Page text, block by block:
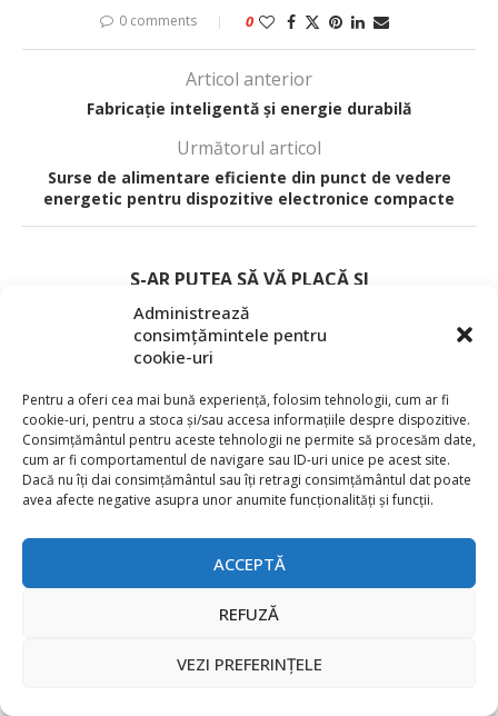
Administrează
consimțămintele pentru
cookie-uri
Pentru a oferi cea mai bună experiență, folosim tehnologii, cum ar fi
cookie-uri, pentru a stoca și/sau accesa informațiile despre dispozitive.
Consimțământul pentru aceste tehnologii ne permite să procesăm date,
cum ar fi comportamentul de navigare sau ID-uri unice pe acest site.
Dacă nu îți dai consimțământul sau îți retragi consimțământul dat poate
avea afecte negative asupra unor anumite funcționalități și funcții.
ACCEPTĂ
REFUZĂ
VEZI PREFERINȚELE
0 comments 0
Articol anterior
Fabricație inteligentă și energie durabilă
Următorul articol
Surse de alimentare eficiente din punct de vedere
energetic pentru dispozitive electronice compacte
S-AR PUTEA SĂ VĂ PLACĂ ȘI
Conectivitate wireless cu consum ultra-redus
pentru locuințele inteligente...